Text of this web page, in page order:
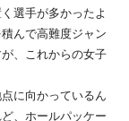
選手が多かったよ
んで高難度ジャン
、これからの女子
に向かっているん
、ホールパッケー